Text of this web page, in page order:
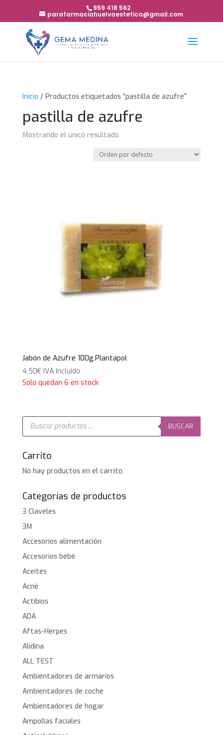
959 418 562
parafarmaciahuelvaestetica@gmail.com
Inicio / Productos etiquetados “pastilla de azufre”
pastilla de azufre
Mostrando el único resultado
Jabón de Azufre 100g.Plantapol
4,50€ IVA Incluido
Solo quedan 6 en stock
Búsqueda
productos
BUSCAR
Carrito
No hay productos en el carrito.
Categorías de productos
3 Claveles
3M
Accesorios alimentación
Accesorios bebé
Aceites
Acné
Actibios
ADA
Aftas-Herpes
Alidina
ALL TEST
Ambientadores de armarios
Ambientadores de coche
Ambientadores de hogar
Ampollas faciales